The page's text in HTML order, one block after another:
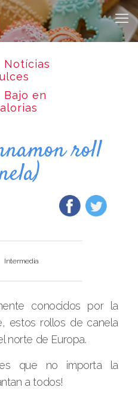
Notícias
Bajo en
roll
Intermedia
conocidos por la
estos rollos de canela
norte de Europa.
que no importa la
a todos!